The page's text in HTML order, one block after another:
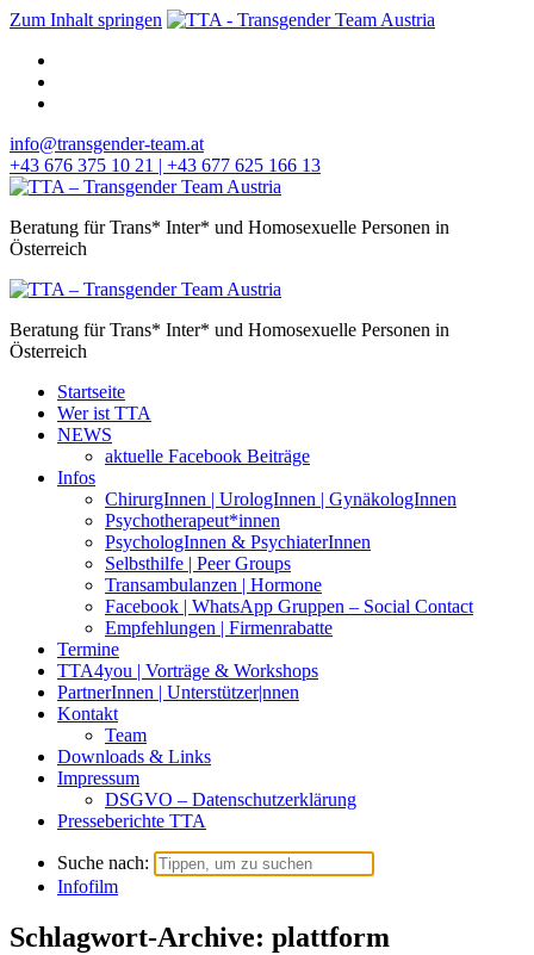
Zum Inhalt springen
info@transgender-team.at
+43 676 375 10 21 | +43 677 625 166 13
Beratung für Trans* Inter* und Homosexuelle Personen in
Österreich
Beratung für Trans* Inter* und Homosexuelle Personen in
Österreich
Startseite
Wer ist TTA
NEWS
aktuelle Facebook Beiträge
Infos
ChirurgInnen | UrologInnen | GynäkologInnen
Psychotherapeut*innen
PsychologInnen & PsychiaterInnen
Selbsthilfe | Peer Groups
Transambulanzen | Hormone
Facebook | WhatsApp Gruppen – Social Contact
Empfehlungen | Firmenrabatte
Termine
TTA4you | Vorträge & Workshops
PartnerInnen | Unterstützer|nnen
Kontakt
Team
Downloads & Links
Impressum
DSGVO – Datenschutzerklärung
Presseberichte TTA
Suche nach:
Infofilm
Schlagwort-Archive: plattform